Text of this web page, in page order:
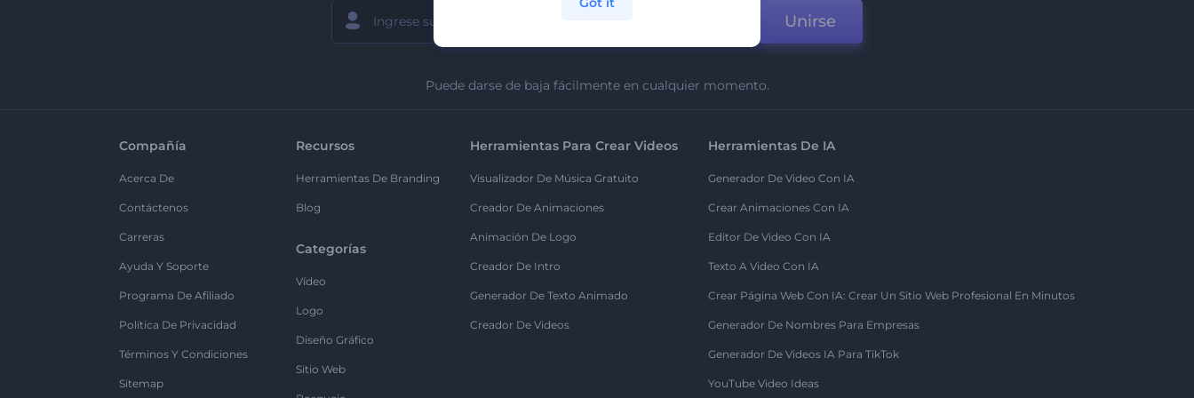
Unirse
Puede darse de baja fácilmente en cualquier momento.
Compañía
Acerca De
Contáctenos
Carreras
Ayuda Y Soporte
Programa De Afiliado
Política De Privacidad
Términos Y Condiciones
Sitemap
Recursos
Herramientas De Branding
Blog
Categorías
Vídeo
Logo
Diseño Gráfico
Sitio Web
Herramientas Para Crear Videos
Visualizador De Música Gratuito
Creador De Animaciones
Animación De Logo
Creador De Intro
Generador De Texto Animado
Creador De Videos
Herramientas De IA
Generador De Video Con IA
Crear Animaciones Con IA
Editor De Video Con IA
Texto A Video Con IA
Crear Página Web Con IA: Crear Un Sitio Web Profesional En Minutos
Generador De Nombres Para Empresas
Generador De Videos IA Para TikTok
YouTube Video Ideas